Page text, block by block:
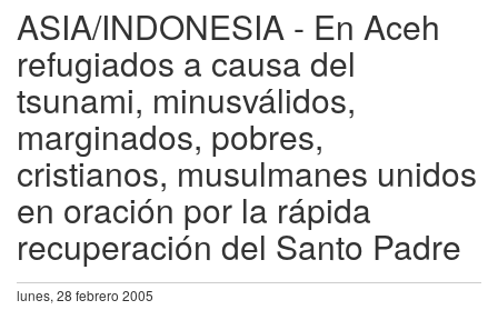
ASIA/INDONESIA - En Aceh
refugiados a causa del
tsunami, minusválidos,
marginados, pobres,
cristianos, musulmanes unidos
en oración por la rápida
recuperación del Santo Padre
lunes, 28 febrero 2005